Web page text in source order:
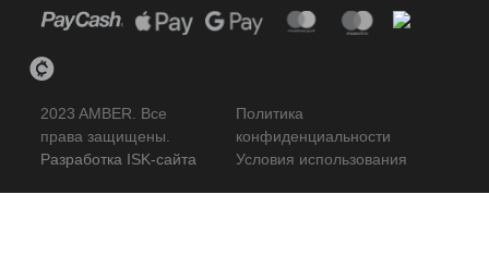
2023 AMBER. Все
права защищены.
Разработка ISK-сайта
Политика
конфиденциальности
Условия использования